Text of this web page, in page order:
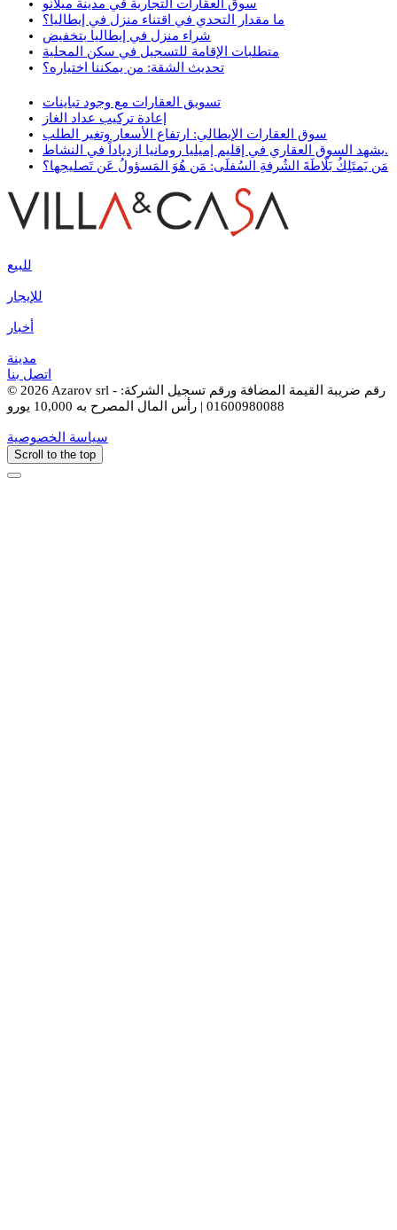
سوق العقارات التجارية في مدينة ميلانو
ما مقدار التحدي في اقتناء منزل في إيطاليا؟
شراء منزل في إيطاليا بتخفيض
متطلبات الإقامة للتسجيل في سكن المحلية
تحديث الشقة: من يمكننا اختياره؟
تسويق العقارات مع وجود تباينات
إعادة تركيب عداد الغاز
سوق العقارات الإيطالي: ارتفاع الأسعار وتغير الطلب
يشهد السوق العقاري في إقليم إميليا رومانيا ازدياداً في النشاط.
مَن يَمتَلِكُ بَلّاطَةَ الشُرفةِ السُفلَى: مَن هُوَ المَسؤولُ عَن تَصليحِها؟
للبيع
للإيجار
أخبار
مدينة
اتصل بنا
© 2026 Azarov srl - رقم ضريبة القيمة المضافة ورقم تسجيل الشركة:
01600980088 | رأس المال المصرح به 10,000 يورو
سياسة الخصوصية
Scroll to the top